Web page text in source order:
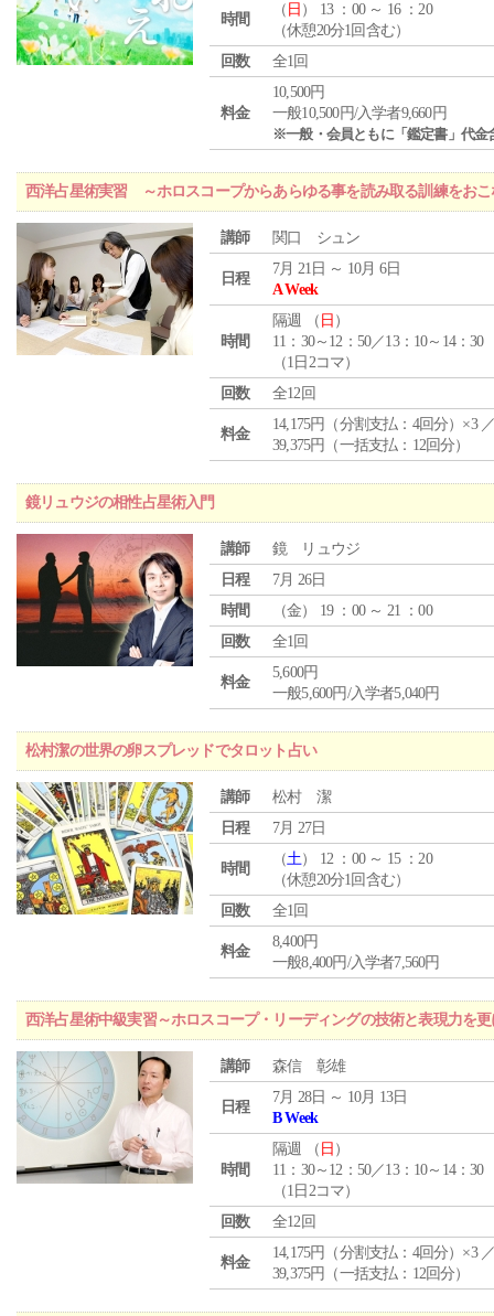
時間
（ 日 ） 13 ：00 ～ 16 ：20
（休憩20分1回含む）
回数
全1回
料金
10,500円
一般10,500円/入学者9,660円
※一般・会員ともに「鑑定書」代金
西洋占星術実習 ～ホロスコープからあらゆる事を読み取る訓練をおこ
講師 関口 シュン
日程
7月 21日 ～ 10月 6日
A Week
時間
隔週 （ 日 ）
11：30～12：50／13：10～14：30
（1日2コマ）
回数
全12回
料金
14,175円（分割支払：4回分）×3
39,375円（一括支払：12回分）
鏡リュウジの相性占星術入門
講師
鏡 リュウジ
日程
7月 26日
時間
（金） 19 ：00 ～ 21 ：00
回数
全1回
料金
5,600円
一般5,600円/入学者5,040円
松村潔の世界の卵スプレッドでタロット占い
講師
松村 潔
日程
7月 27日
時間
（土） 12 ：00 ～ 15 ：20
（休憩20分1回含む）
回数
全1回
料金
8,400円
一般8,400円/入学者7,560円
西洋占星術中級実習～ホロスコープ・リーディングの技術と表現力を
講師 森信 彰雄
日程
7月 28日 ～ 10月 13日
B Week
時間
隔週 （ 日 ）
11：30～12：50／13：10～14：30
（1日2コマ）
回数
全12回
料金
14,175円（分割支払：4回分）×3
39,375円（一括支払：12回分）